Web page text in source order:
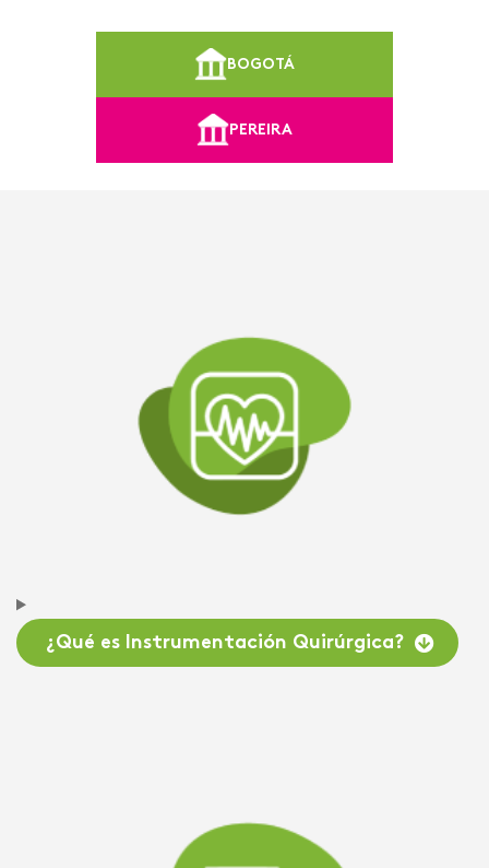
BOGOTÁ
PEREIRA
¿Qué es Instrumentación Quirúrgica?